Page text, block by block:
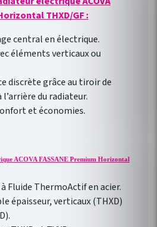
direct en WIFI à la box
Pilotage des radiateurs de
l’extérieur comme de
gratuite pour smartphone
Heatzy : réaliser de vraie
économie d’énergie !
personnalisable selon votre
THXD/GF :
central en électrique.
éléments verticaux ou
discrète grâce au tiroir de
du radiateur.
et économies.
ACOVA FASSANE Premium Horizontal
Fluide ThermoActif en acier.
épaisseur, verticaux (THXD)